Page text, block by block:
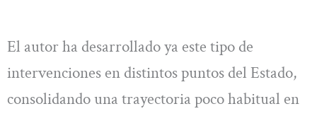
El autor ha desarrollado ya este tipo de
intervenciones en distintos puntos del Estado,
consolidando una trayectoria poco habitual en